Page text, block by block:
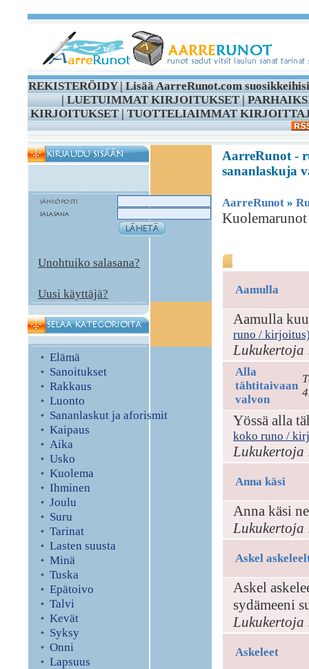
REKISTERÖIDY|Lisää AarreRunot.com
|LUETUIMMAT KIRJOITUKSET|
KIRJOITUKSET|TUOTTELIAIMMAT
Unohtuiko salasana?
Uusi käyttäjä?
Elämä
Sanoitukset
Rakkaus
Luonto
Sananlaskut ja aforismit
Kaipaus
Aika
Usko
Kuolema
Ihminen
Joulu
Suru
Tarinat
Lasten suusta
Minä
Tuska
Epätoivo
Talvi
Kevät
Syksy
Onni
Lapsuus
AarreRunot -
sananlaskuja
AarreRunot »
Aamulla
Aamulla
runo /
Lukukertoja
Alla
tähtitaivaan
valvon
Yössä alla
koko runo /
Lukukertoja
Anna käsi
Anna käsi
Lukukertoja
Askel
Askel
sydämeeni
Lukukertoja
Askeleet